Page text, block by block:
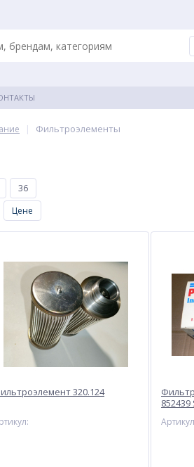
| Фильтроэлементы
36
Цене
320.124
852439